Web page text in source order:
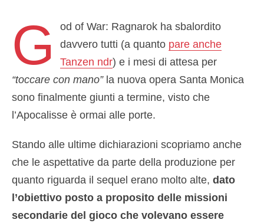
G
od of War: Ragnarok ha sbalordito
davvero tutti (a quanto pare anche
Tanzen ndr) e i mesi di attesa per
“toccare con mano”la nuova opera Santa Monica
sono finalmente giunti a termine, visto che
l’Apocalisse è ormai alle porte.
Stando alle ultime dichiarazioni scopriamo anche
che le aspettative da parte della produzione per
quanto riguarda il sequel erano molto alte, dato
l’obiettivo posto a proposito delle missioni
secondarie del gioco che volevano essere